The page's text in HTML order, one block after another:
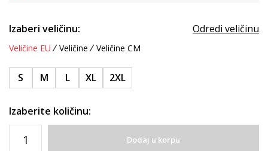
Izaberi veličinu: Odredi veličinu
Veličine EU Veličine Veličine CM
S M L XL 2XL
Izaberite količinu:
Dodaj u korpu